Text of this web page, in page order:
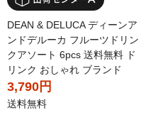
DEAN & DELUCA ディーンア
ンドデルーカ フルーツドリン
クアソート 6pcs 送料無料 ド
リンク おしゃれ ブランド
3,790円
送料無料